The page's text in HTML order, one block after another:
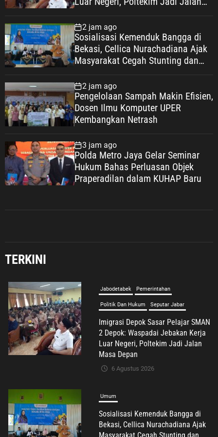
2 jam ago
Sosialisasi Kemenduk Bangga di
Bekasi, Cellica Nurachadiana Ajak
Masyarakat Cegah Stunting dan
2 jam ago
Pengelolaan Sampah Makin Efisien,
Dosen Ilmu Komputer UPER
Kembangkan Netrash
3 jam ago
Polda Metro Jaya Gelar Seminar
Hukum Bahas Perluasan Objek
Praperadilan dalam KUHAP Baru
TERKINI
Jabodetabek Pemerintahan
Politik Dan Hukum Seputar Jabar
Imigrasi Depok Sasar Pelajar SMAN
2 Depok: Waspadai Jebakan Kerja
Luar Negeri, Poltekim Jadi Jalan
Masa Depan
6 Agustus 2026
Umum
Sosialisasi Kemenduk Bangga di
Bekasi, Cellica Nurachadiana Ajak